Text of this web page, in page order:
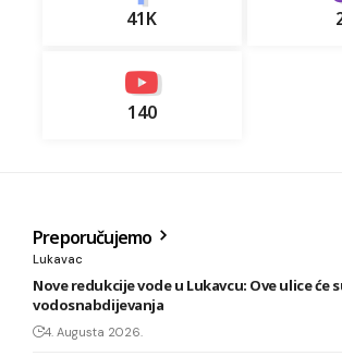
41K
140
Preporučujemo
Lukavac
Nove redukcije vode u Lukavcu: Ove ulice će
vodosnabdijevanja
4. Augusta 2026.